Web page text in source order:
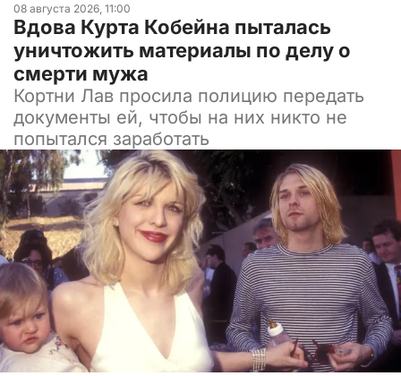
08 августа 2026, 11:00
Вдова Курта Кобейна пыталась
уничтожить материалы по делу о
смерти мужа
Кортни Лав просила полицию передать
документы ей, чтобы на них никто не
попытался заработать